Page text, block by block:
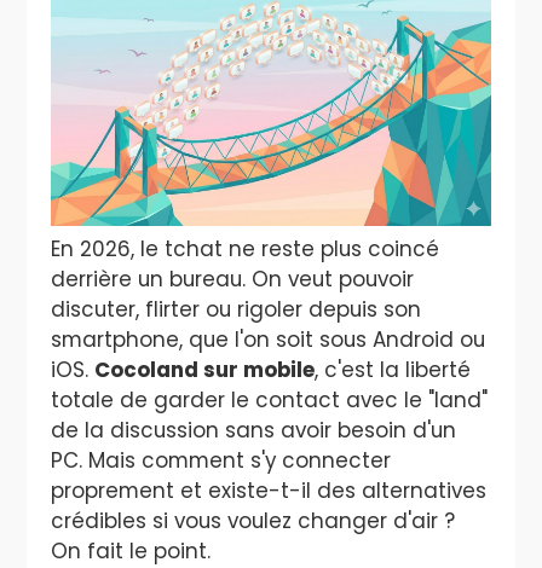
En 2026, le tchat ne reste plus coincé
derrière un bureau. On veut pouvoir
discuter, flirter ou rigoler depuis son
smartphone, que l'on soit sous Android ou
iOS. Cocoland sur mobile, c'est la liberté
totale de garder le contact avec le "land"
de la discussion sans avoir besoin d'un
PC. Mais comment s'y connecter
proprement et existe-t-il des alternatives
crédibles si vous voulez changer d'air ?
On fait le point.